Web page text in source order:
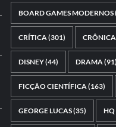
BOARD GAMES MODERNOS
CRÍTICA (301) CRÔNICA
DISNEY(44) DRAMA (91)
FICÇÃO CIENTÍFICA (163)
GEORGE LUCAS(35) HQ